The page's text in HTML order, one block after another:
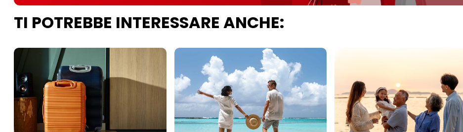
TI POTREBBE INTERESSARE ANCHE: